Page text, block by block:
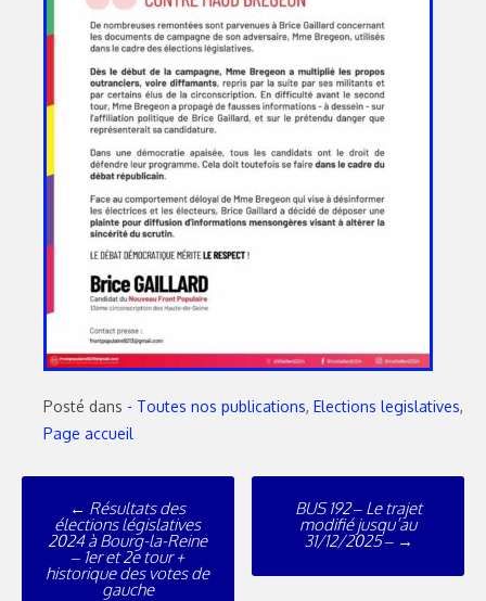
Posté dans - Toutes nos publications, Elections legislatives,
Page accueil
← Résultats des
élections législatives
2024 à Bourg-la-Reine
– 1er et 2e tour +
historique des votes de
gauche
BUS 192 – Le trajet
modifié jusqu’au
31/12/2025 – →